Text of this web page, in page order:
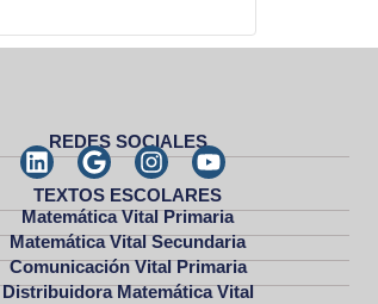
REDES SOCIALES
TEXTOS ESCOLARES
Matemática Vital Primaria
Matemática Vital Secundaria
Comunicación Vital Primaria
Distribuidora Matemática Vital